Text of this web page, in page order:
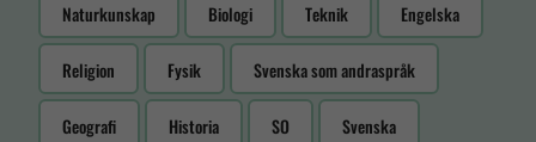
Naturkunskap Biologi Teknik Engelska
Religion Fysik Svenska som andraspråk
Geografi Historia SO Svenska